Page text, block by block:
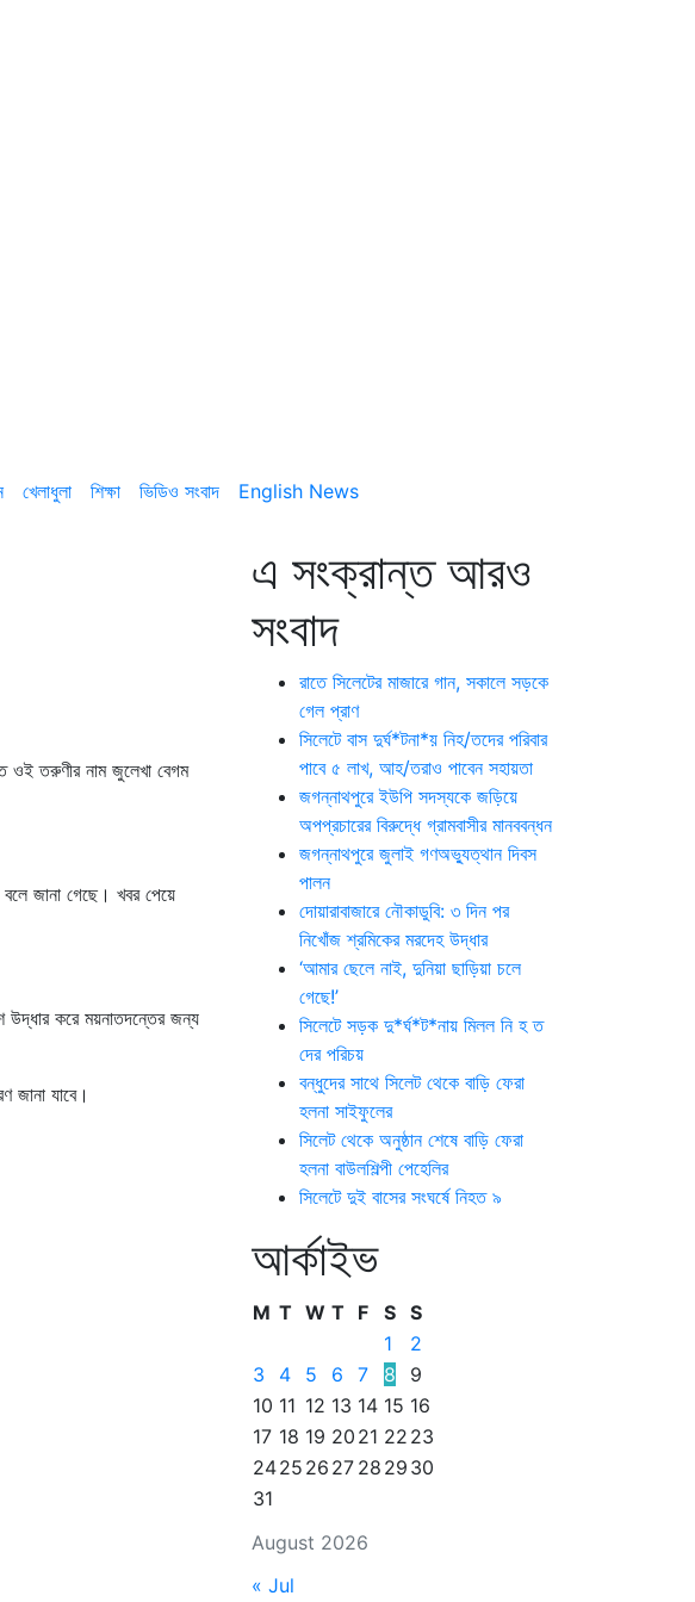
খেলাধুলা শিক্ষা ভিডিও সংবাদ English News
ওই তরুণীর নাম জুলেখা বেগম
বলে জানা গেছে। খবর পেয়ে
উদ্ধার করে ময়নাতদন্তের জন্য
জানা যাবে।
এ সংক্রান্ত আরও
সংবাদ
রাতে সিলেটের মাজারে গান, সকালে সড়কে
গেল প্রাণ
সিলেটে বাস দুর্ঘ*টনা*য় নিহ/তদের পরিবার
পাবে ৫ লাখ, আহ/তরাও পাবেন সহায়তা
জগন্নাথপুরে ইউপি সদস্যকে জড়িয়ে
অপপ্রচারের বিরুদ্ধে গ্রামবাসীর মানববন্ধন
জগন্নাথপুরে জুলাই গণঅভ্যুত্থান দিবস
পালন
দোয়ারাবাজারে নৌকাডুবি: ৩ দিন পর
নিখোঁজ শ্রমিকের মরদেহ উদ্ধার
‘আমার ছেলে নাই, দুনিয়া ছাড়িয়া চলে
গেছে!’
সিলেটে সড়ক দু*র্ঘ*ট*নায় মিলল নি হ ত
দের পরিচয়
বন্ধুদের সাথে সিলেট থেকে বাড়ি ফেরা
হলনা সাইফুলের
সিলেট থেকে অনুষ্ঠান শেষে বাড়ি ফেরা
হলনা বাউলশিল্পী পেহেলির
সিলেটে দুই বাসের সংঘর্ষে নিহত ৯
আর্কাইভ
August 2026
M T W T F S S
1
2
3
4 5 6 7 8
9
10 11 12 13 14 15 16
17 18 19 20 21 22 23
2425 26 27 28 29 30
31
« Jul